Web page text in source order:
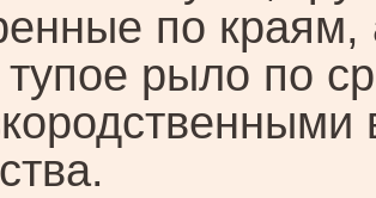
по краям,
рыло по